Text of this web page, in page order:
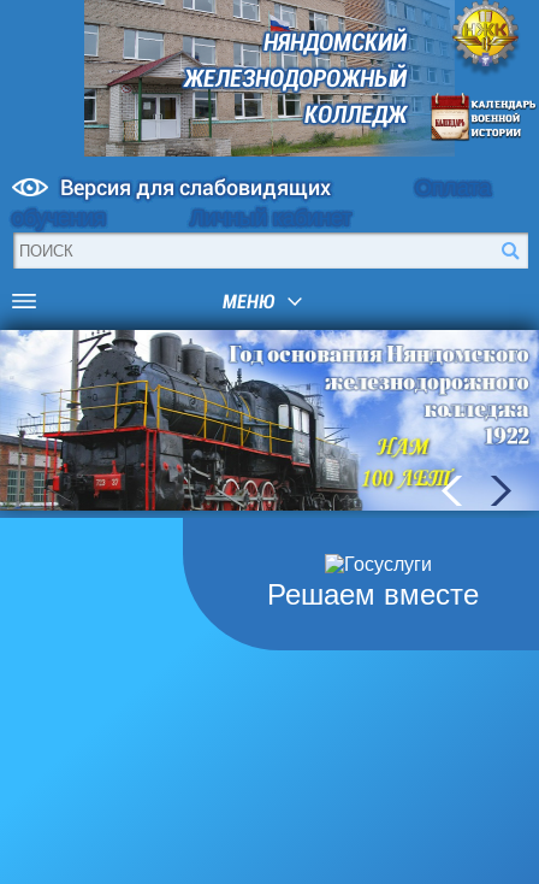
НЯНДОМСКИЙ
ЖЕЛЕЗНОДОРОЖНЫЙ
КОЛЛЕДЖ
Версия для слабовидящих
Оплата
обучения
Личный кабинет
МЕНЮ
Решаем вместе